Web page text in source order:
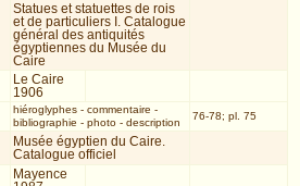
Statues et statuettes de rois
et de particuliers I. Catalogue
général des antiquités
égyptiennes du Musée du
Caire
Le Caire
1906
hiéroglyphes- commentaire -
bibliographie - photo- description
76-78; pl. 75
Musée égyptien du Caire.
Catalogue officiel
Mayence